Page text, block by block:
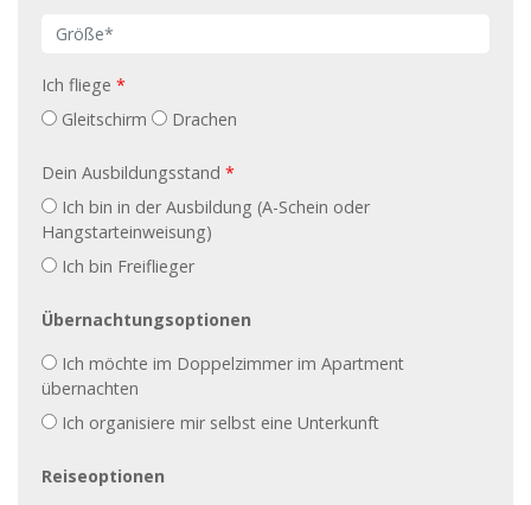
Größe
Ich fliege *
Gleitschirm
Drachen
Dein Ausbildungsstand *
Ich bin in der Ausbildung (A-Schein oder
Hangstarteinweisung)
Ich bin Freiflieger
Übernachtungsoptionen
Übernachtungsoptionen
Ich möchte im Doppelzimmer im Apartment
übernachten
Ich organisiere mir selbst eine Unterkunft
Reiseoptionen